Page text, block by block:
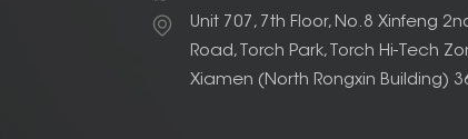
Unit 707, 7th Floor, No.8 Xinfeng
Road, Torch Park, Torch Hi-Tech
Xiamen (North Rongxin Building)